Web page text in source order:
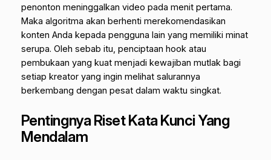
penonton meninggalkan video pada menit pertama.
Maka algoritma akan berhenti merekomendasikan
konten Anda kepada pengguna lain yang memiliki minat
serupa. Oleh sebab itu, penciptaan hookatau
pembukaan yang kuat menjadi kewajiban mutlak bagi
setiap kreator yang ingin melihat salurannya
berkembang dengan pesat dalam waktu singkat.
Pentingnya Riset Kata Kunci Yang
Mendalam